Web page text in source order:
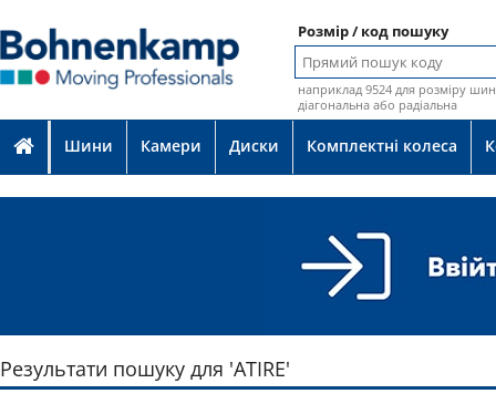
Розмір / код пошуку
наприклад 9524 для розміру
діагональна або радіальна
Шини Камери Диски Комплектні колеса
Результати пошуку для 'ATIRE'